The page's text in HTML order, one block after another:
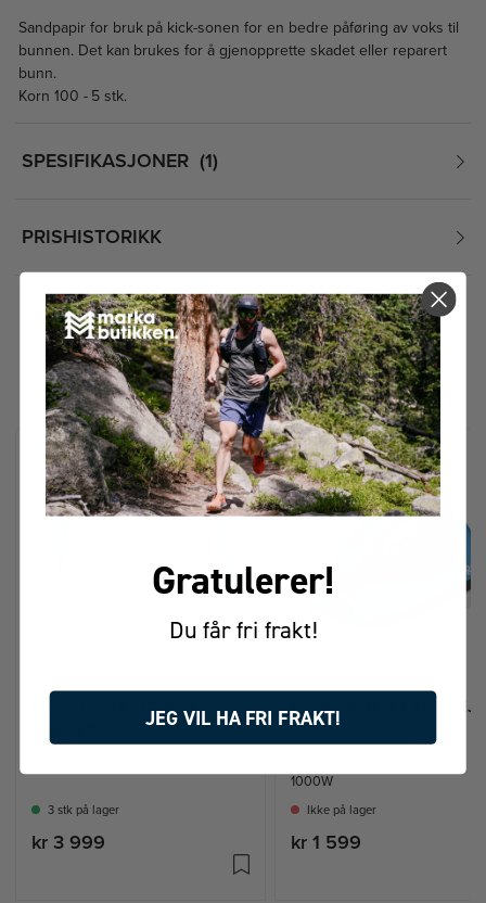
Sandpapir for bruk på kick-sonen for en bedre påføring av voks til
bunnen. Det kan brukes for å gjenopprette skadet eller reparert
bunn.
Korn 100 - 5 stk.
SPESIFIKASJONER 1
PRISHISTORIKK
FÅR VI FORESLÅ
ANDRE KJØPTE DETTE
RODE PROFESJONELT
3 stk på lager
kr 3 999
RODE DIGITALT
1000W
Ikke på lager
kr 1 599
Gratulerer!
Du får fri frakt!
JEG VIL HA FRI FRAKT!